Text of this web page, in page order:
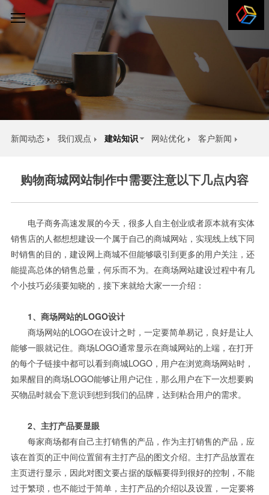
我们一直走在设计前沿，追求与研究从未停止。
分享我们的观点。
新闻动态 我们观点 建站知识 网站优化 客户新闻
购物商城网站制作中需要注意以下几点内容
电子商务高速发展的今天，很多人自主创业或者原本就有实体
销售店的人都想想建设一个属于自己的商城网站，实现线上线下同
时销售的目的，建设网上商城不但能够吸引到更多的用户关注，还
能提高总体的销售总量，何乐而不为。在商场网站建设过程中有几
个小技巧必须要知晓的，接下来就给大家一一介绍：
1、商场网站的LOGO设计
商场网站的LOGO在设计之时，一定要简单易记，良好是让人
能够一眼就记住。商场LOGO通常显示在商城网站的上端，在打开
的每个子链接中都可以看到商城LOGO，用户在浏览商场网站时，
如果醒目的商场LOGO能够让用户记住，那么用户在下一次想要购
买物品时就会下意识到想到我们的品牌，达到粘合用户的需求。
2、主打产品要显眼
每家商场都有自己主打销售的产品，作为主打销售的产品，应
该在首页的正中间位置留有主打产品的图文介绍。主打产品放置在
主页进行显示，因此对图文要占据的版幅要得到很好的控制，不能
过于繁琐，也不能过于简单，主打产品的介绍以及设置，一定要将